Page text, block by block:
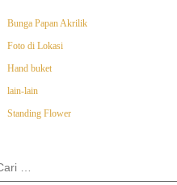
Bunga Papan Akrilik
Foto di Lokasi
Hand buket
lain-lain
Standing Flower